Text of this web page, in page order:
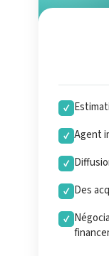
✓
✓ Agent
✓
✓ Des
✓